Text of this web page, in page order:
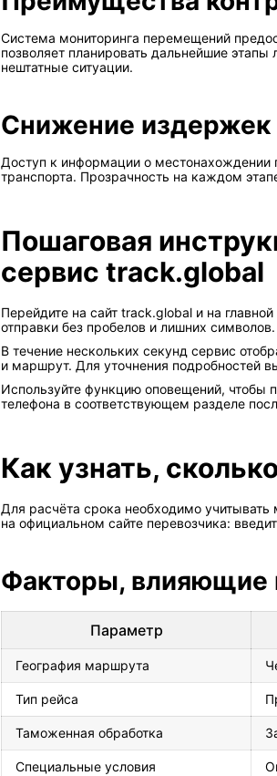
Система мониторинга перемещений
позволяет планировать дальнейшие
нештатные ситуации.
Снижение издержек
Доступ к информации о местонахождении
транспорта. Прозрачность на каждом
Пошаговая
сервис track.global
Перейдите на сайт track.global и на
отправки без пробелов и лишних
В течение нескольких секунд сервис
и маршрут. Для уточнения подробностей
Используйте функцию оповещений, чтобы
телефона в соответствующем разделе
Как узнать,
Для расчёта срока необходимо
на официальном сайте перевозчика:
Факторы, влияющие
Параметр
География маршрута
Тип рейса
Таможенная обработка
Специальные условия